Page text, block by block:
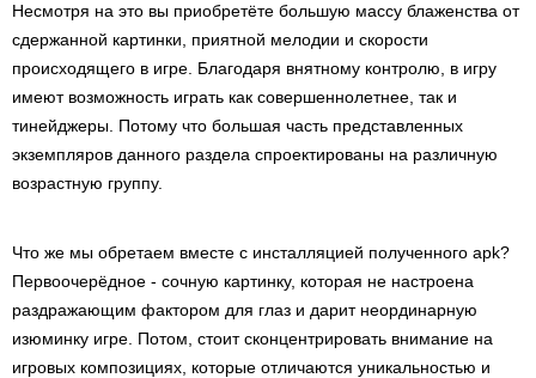
Несмотря на это вы приобретёте большую массу блаженства от
сдержанной картинки, приятной мелодии и скорости
происходящего в игре. Благодаря внятному контролю, в игру
имеют возможность играть как совершеннолетнее, так и
тинейджеры. Потому что большая часть представленных
экземпляров данного раздела спроектированы на различную
возрастную группу.
Что же мы обретаем вместе с инсталляцией полученного apk?
Первоочерёдное - сочную картинку, которая не настроена
раздражающим фактором для глаз и дарит неординарную
изюминку игре. Потом, стоит сконцентрировать внимание на
игровых композициях, которые отличаются уникальностью и